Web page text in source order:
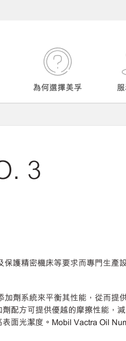
為何選擇美孚
3
護精密機床等要求而專門生產
劑系統來平衡其性能，從而
配方可提供優越的摩擦性能，
面光潔度。Mobil Vactra Oil